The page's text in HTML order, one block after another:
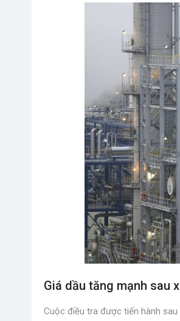
Giá dầu tăng mạnh sau
Cuộc điều tra được tiến hành